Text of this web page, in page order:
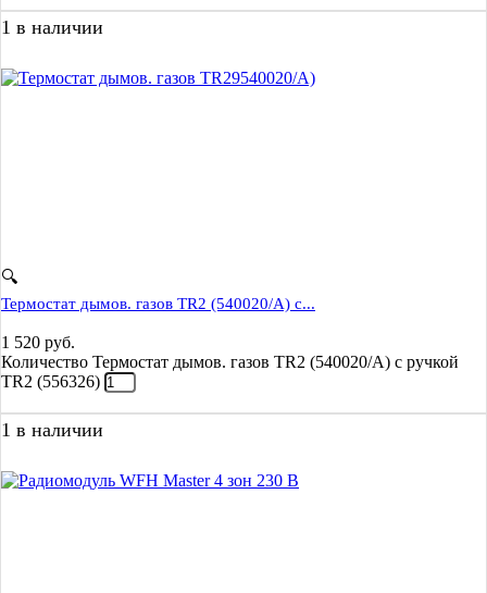
1 в наличии
🔍
Термостат дымов. газов TR2 (540020/A) с...
1 520 руб.
Количество Термостат дымов. газов TR2 (540020/A) с ручкой
TR2 (556326)
1 в наличии